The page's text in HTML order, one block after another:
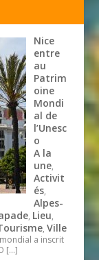
Nice
entre
au
Patrim
oine
Mondi
al de
l’Unesc
o
A la
une,
Activit
és,
Alpes-
, Lieu,
,Ville
a inscrit
[…]